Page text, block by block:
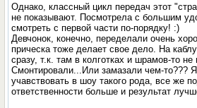
Однако, классный цикл передач этот
не показывают. Посмотрела с большим
смотреть с первой части по-порядку! :)
Девчонок, конечно, переделали очень
прическа тоже делает свое дело. На
сразу, т.к. там в колготках и шрамов-то не
Смонтировали...Или замазали чем-то???
учавствовать в шоу такого рода, все же
ответственности больше и результат